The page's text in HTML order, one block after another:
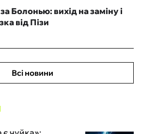
Болонью: вихід на заміну і
від Пізи
Всі новини